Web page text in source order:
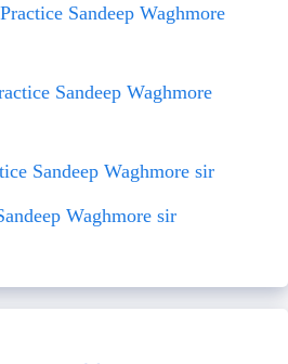
Sandeep Waghmore
Sandeep Waghmore
Sandeep Waghmore sir
Waghmore sir